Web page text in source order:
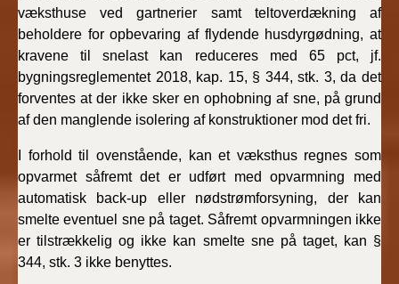
væksthuse ved gartnerier samt teltoverdækning af
beholdere for opbevaring af flydende husdyrgødning, at
kravene til snelast kan reduceres med 65 pct, jf.
bygningsreglementet 2018, kap. 15, § 344, stk. 3, da det
forventes at der ikke sker en ophobning af sne, på grund
af den manglende isolering af konstruktioner mod det fri.
I forhold til ovenstående, kan et væksthus regnes som
opvarmet såfremt det er udført med opvarmning med
automatisk back-up eller nødstrømforsyning, der kan
smelte eventuel sne på taget. Såfremt opvarmningen ikke
er tilstrækkelig og ikke kan smelte sne på taget, kan §
344, stk. 3 ikke benyttes.